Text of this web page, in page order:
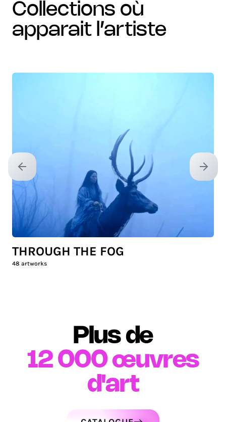
collections où
apparait l’artiste
Previous slide Next
THROUGH THE FOG
48 artworks
Plus de
12 000 œuvres
d'art